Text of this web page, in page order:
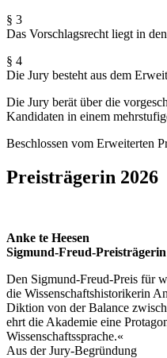
§ 3
Das Vorschlagsrecht liegt in
§ 4
Die Jury besteht aus dem
Die Jury berät über die
Kandidaten in einem
Beschlossen vom Erweiterten
Preisträgerin 2026
Anke te Heesen
Sigmund-Freud-Preisträgerin
Den Sigmund-Freud-Preis für
die Wissenschaftshistorikerin
Diktion von der Balance
ehrt die Akademie eine
Wissenschaftssprache.«
Aus der Jury-Begründung